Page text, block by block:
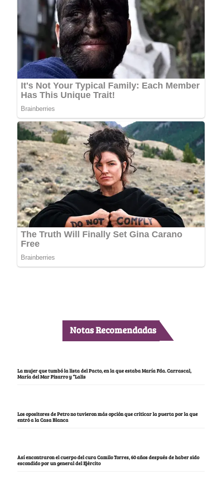
Notas Recomendadas
La mujer que tumbó la lista del Pacto, en la que estaba María Fda. Carrascal,
María del Mar Pizarro y “Lalis
Los opositores de Petro no tuvieron más opción que criticar la puerta por la que
entró a la Casa Blanca
Así encontraron el cuerpo del cura Camilo Torres, 60 años después de haber sido
escondido por un general del Ejército